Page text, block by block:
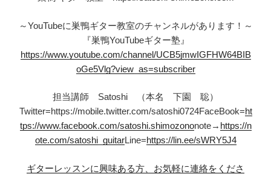
～YouTubeに巣鴨ギター教室のチャンネルがあります！～
『巣鴨YouTubeギター塾』
https://www.youtube.com/channel/UCB5jmwIGFHW64BIB
oGe5Vlg?view_as=subscriber
担当講師 Satoshi （本名 下園 聡）
Twitter=https://mobile.twitter.com/satoshi0724FaceBook=ht
tps://www.facebook.com/satoshi.shimozononote→ https://n
ote.com/satoshi_guitarLine=https://lin.ee/sWRY5J4
ギターレッスンに興味ある方、お気軽に連絡をくださ